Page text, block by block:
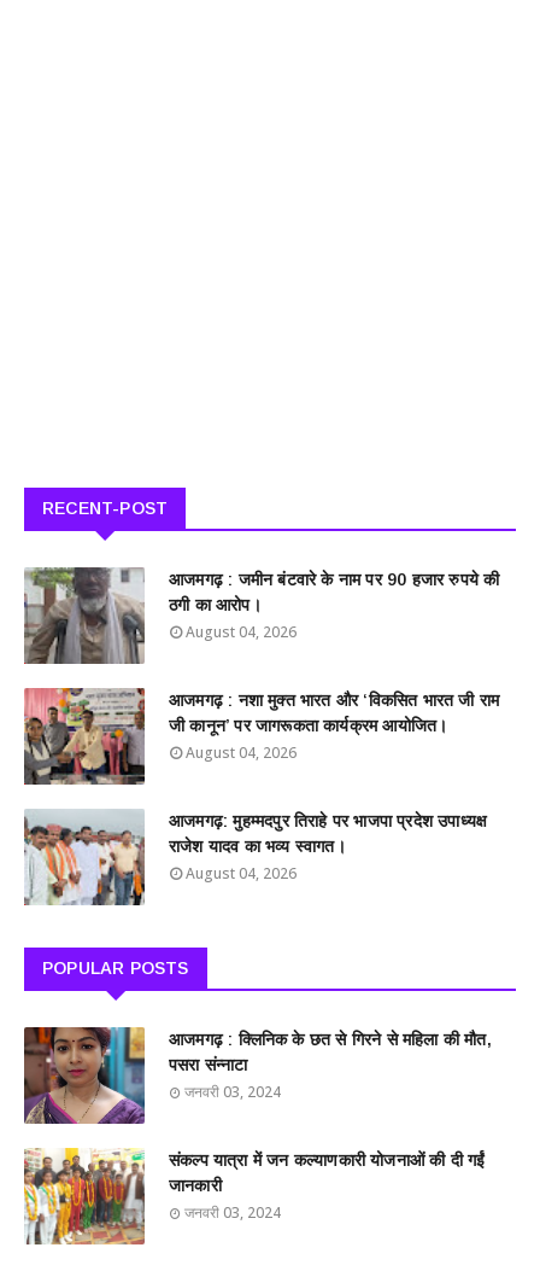
RECENT-POST
आजमगढ़ : जमीन बंटवारे के नाम पर 90 हजार रुपये की
ठगी का आरोप।
August 04, 2026
आजमगढ़ : नशा मुक्त भारत और ‘विकसित भारत जी राम
जी कानून’ पर जागरूकता कार्यक्रम आयोजित।
August 04, 2026
आजमगढ़: मुहम्मदपुर तिराहे पर भाजपा प्रदेश उपाध्यक्ष
राजेश यादव का भव्य स्वागत।
August 04, 2026
POPULAR POSTS
आजमगढ़ : क्लिनिक के छत से गिरने से महिला की मौत,
पसरा संन्नाटा
जनवरी 03, 2024
संकल्प यात्रा में जन कल्याणकारी योजनाओं की दी गईं
जानकारी
जनवरी 03, 2024